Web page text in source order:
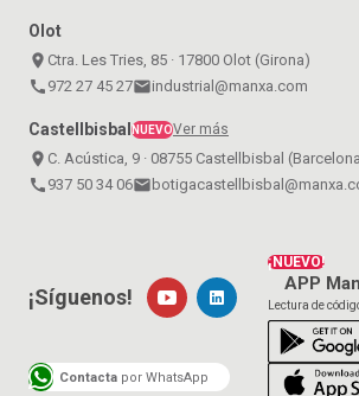
Olot
place Ctra. Les Tries, 85 · 17800 Olot (Girona)
call 972 27 45 27emailindustrial@manxa.com
CastellbisbalNUEVOVer más
place C. Acústica, 9 · 08755 Castellbisbal
call 937 50 34 06email
¡NUEVO!
APP
Lectura de
¡Síguenos!
Contacta por WhatsApp